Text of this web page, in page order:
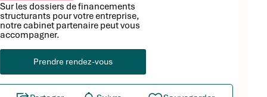
Sur les dossiers de financements
structurants pour votre entreprise,
notre cabinet partenaire peut vous
accompagner.
Prendre rendez-vous